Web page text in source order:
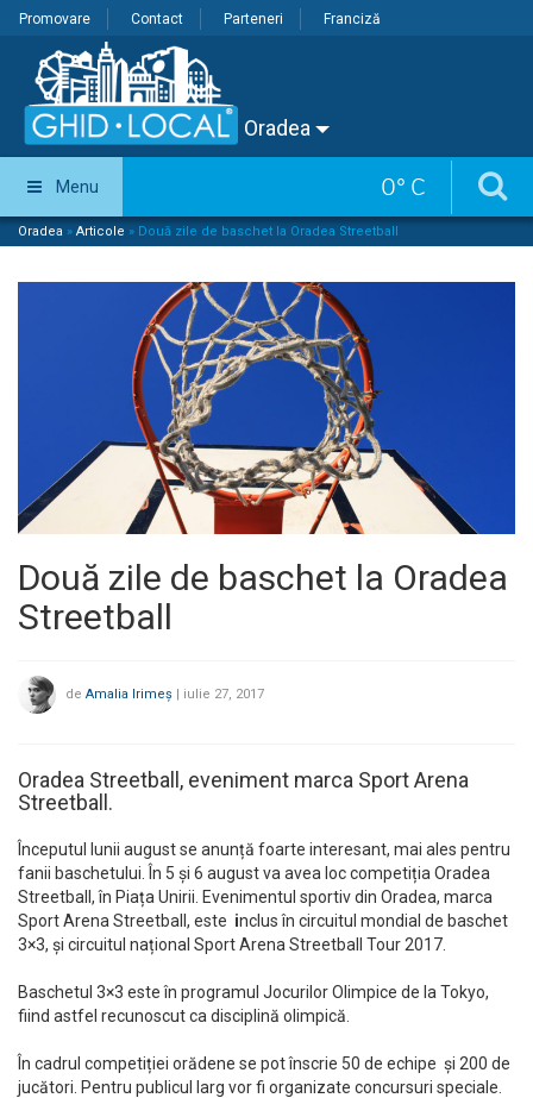
Promovare Contact Parteneri Franciză
Oradea
0° C
Menu
Oradea » Articole » Două zile de baschet la Oradea Streetball
Două zile de baschet la Oradea
Streetball
de Amalia Irimeș | iulie 27, 2017
Oradea Streetball, eveniment marca Sport Arena
Streetball.
Începutul lunii august se anunță foarte interesant, mai ales pentru
fanii baschetului. În 5 și 6 august va avea loc competiția Oradea
Streetball, în Piața Unirii. Evenimentul sportiv din Oradea, marca
Sport Arena Streetball, este inclus în circuitul mondial de baschet
3×3, și circuitul național Sport Arena Streetball Tour 2017.
Baschetul 3×3 este în programul Jocurilor Olimpice de la Tokyo,
fiind astfel recunoscut ca disciplină olimpică.
În cadrul competiției orădene se pot înscrie 50 de echipe și 200 de
jucători. Pentru publicul larg vor fi organizate concursuri speciale.